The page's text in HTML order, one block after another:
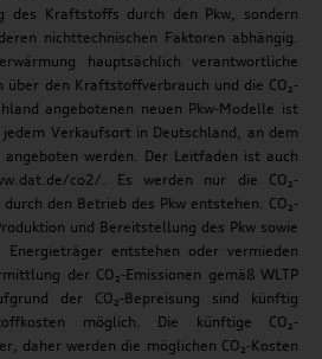
des Kraftstoffs durch den Pkw, sondern
nichttechnischen Faktoren abhängig.
hauptsächlich verantwortliche
über den Kraftstoffverbrauch und die CO₂-
angebotenen neuen Pkw-Modelle ist
Verkaufsort in Deutschland, an dem
werden. Der Leitfaden ist auch
co2/. Es werden nur die CO₂-
den Betrieb des Pkw entstehen. CO₂-
und Bereitstellung des Pkw sowie
entstehen oder vermieden
der CO₂-Emissionen gemäß WLTP
der CO₂-Bepreisung sind künftig
möglich. Die künftige CO₂-
daher werden die möglichen CO₂-Kosten